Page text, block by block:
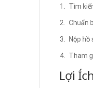
Tìm
Chuẩn
Nộp hồ
Tham
Lợi